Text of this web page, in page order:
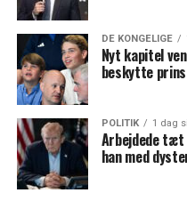
DE KONGELIGE
Nyt kapitel
beskytte
POLITIK 1 dag
Arbejdede tæt
han med